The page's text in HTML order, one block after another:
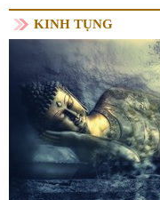
KINH TỤNG